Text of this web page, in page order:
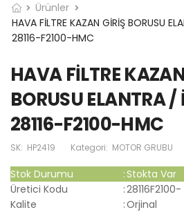
Ürünler
HAVA FİLTRE KAZAN GİRİŞ BORUSU
28116-F2100-HMC
HAVA FİLTRE
BORUSU ELANTRA
28116-F2100-HMC
SK: HP2419 Kategori: MOTOR GRUBU
Stok Durumu :Stokta Var
Üretici Kodu
:28116F2100-
Kalite
:Orjinal